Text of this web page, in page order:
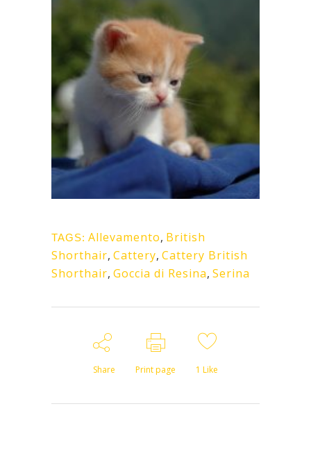
TAGS: Allevamento, British
Shorthair, Cattery, Cattery British
Shorthair, Goccia di Resina, Serina
Share Print page 1 Like